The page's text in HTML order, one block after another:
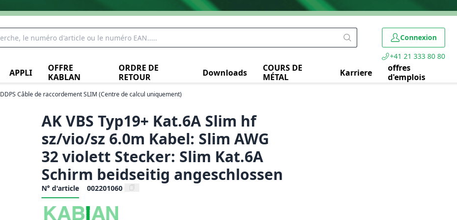
Connexion
+41 21 333 80 80
APPLI
OFFRE
KABLAN
ORDRE DE
RETOUR
Downloads
COURS DE
MÉTAL
Karriere
offres
d'emplois
DDPS Câble de raccordement SLIM (Centre de calcul uniquement)
AK VBS Typ19+ Kat.6A Slim hf
sz/vio/sz 6.0m Kabel: Slim AWG
32 violett Stecker: Slim Kat.6A
Schirm beidseitig angeschlossen
N° d'article 002201060